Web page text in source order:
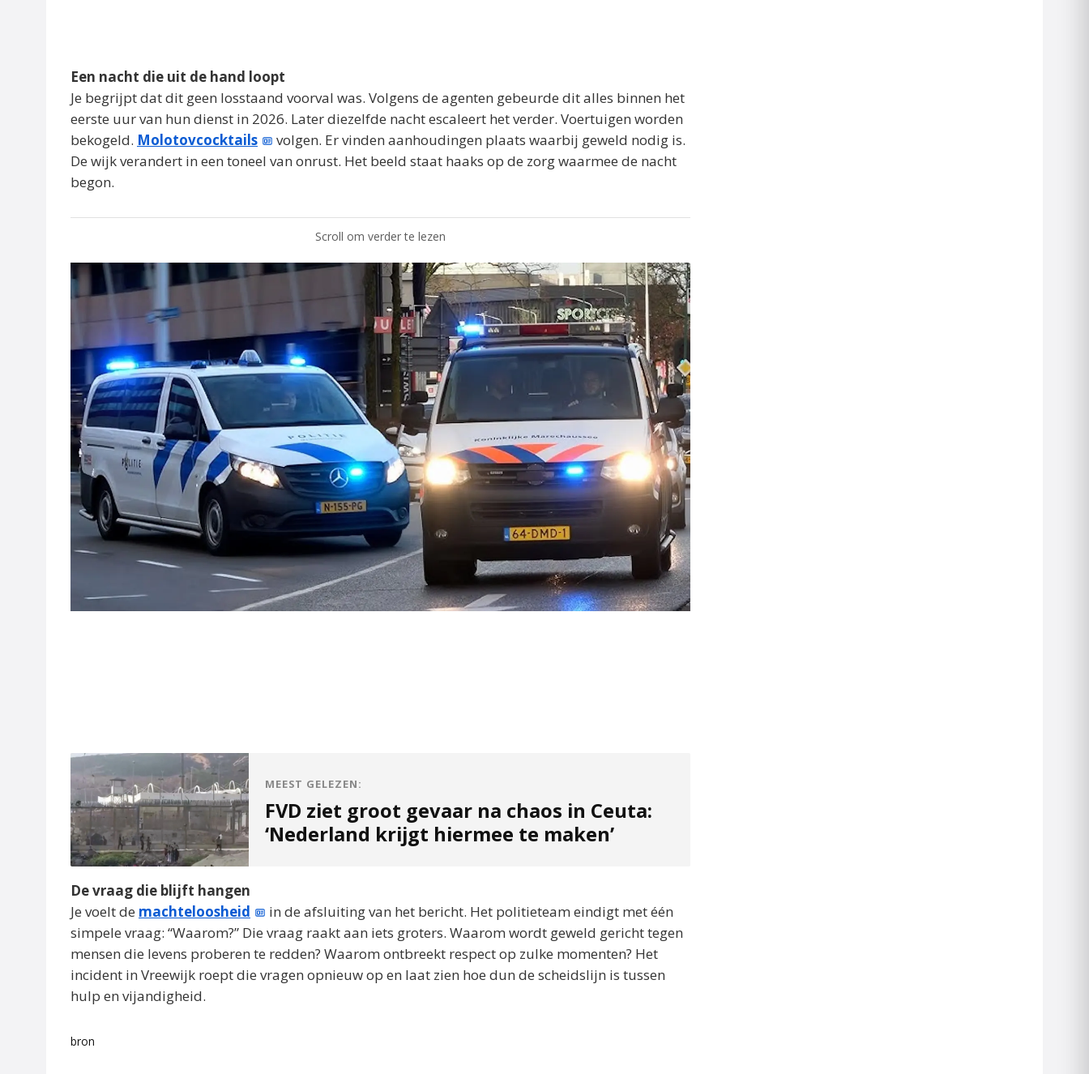
Een nacht die uit de hand loopt
Je begrijpt dat dit geen losstaand voorval was. Volgens de agenten gebeurde dit alles binnen het
eerste uur van hun dienst in 2026. Later diezelfde nacht escaleert het verder. Voertuigen worden
bekogeld. Molotovcocktails
volgen. Er vinden aanhoudingen plaats waarbij geweld nodig is.
De wijk verandert in een toneel van onrust. Het beeld staat haaks op de zorg waarmee de nacht
begon.
Scroll om verder te lezen
MEEST GELEZEN:
FVD ziet groot gevaar na chaos in Ceuta:
‘Nederland krijgt hiermee te maken’
De vraag die blijft hangen
Je voelt de machteloosheid
in de afsluiting van het bericht. Het politieteam eindigt met één
simpele vraag: “Waarom?” Die vraag raakt aan iets groters. Waarom wordt geweld gericht tegen
mensen die levens proberen te redden? Waarom ontbreekt respect op zulke momenten? Het
incident in Vreewijk roept die vragen opnieuw op en laat zien hoe dun de scheidslijn is tussen
hulp en vijandigheid.
bron